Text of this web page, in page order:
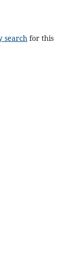
searchfor this